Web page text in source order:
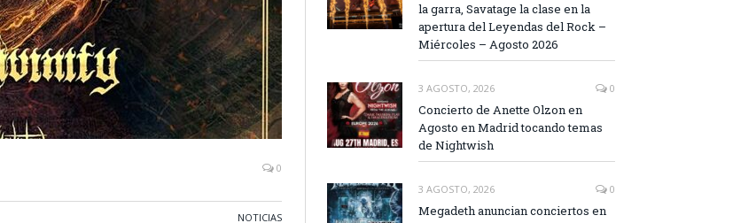
0
NOTICIAS
la garra, Savatage la clase en la
apertura del Leyendas del Rock –
Miércoles – Agosto 2026
3 AGOSTO, 2026 0
Concierto de Anette Olzon en
Agosto en Madrid tocando temas
de Nightwish
3 AGOSTO, 2026 0
Megadeth anuncian conciertos en